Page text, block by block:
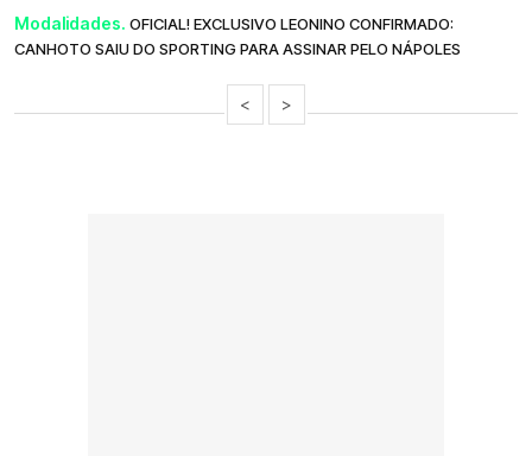
Modalidades. OFICIAL! EXCLUSIVO LEONINO CONFIRMADO:
CANHOTO SAIU DO SPORTING PARA ASSINAR PELO NÁPOLES
< >